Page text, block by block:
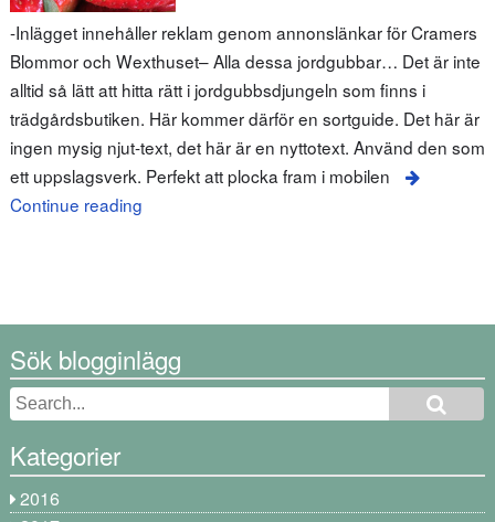
-Inlägget innehåller reklam genom annonslänkar för Cramers
Blommor och Wexthuset– Alla dessa jordgubbar… Det är inte
alltid så lätt att hitta rätt i jordgubbsdjungeln som finns i
trädgårdsbutiken. Här kommer därför en sortguide. Det här är
ingen mysig njut-text, det här är en nyttotext. Använd den som
ett uppslagsverk. Perfekt att plocka fram i mobilen
Continue reading
Sök blogginlägg
Kategorier
2016